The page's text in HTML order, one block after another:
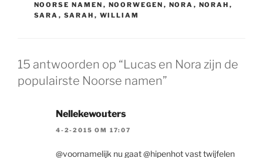
NOORSE NAMEN , NOORWEGEN , NORA , NORAH ,
SARA , SARAH , WILLIAM
15 antwoorden op “Lucas en Nora zijn de
populairste Noorse namen”
Nellekewouters
4-2-2015 OM 17:07
@voornamelijk nu gaat @hipenhot vast twijfelen